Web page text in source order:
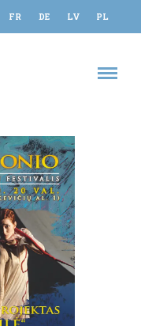
FR DE LV PL